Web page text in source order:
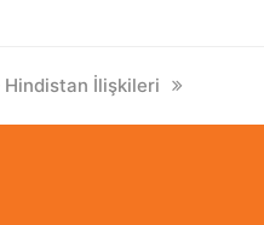
Hindistan İlişkileri